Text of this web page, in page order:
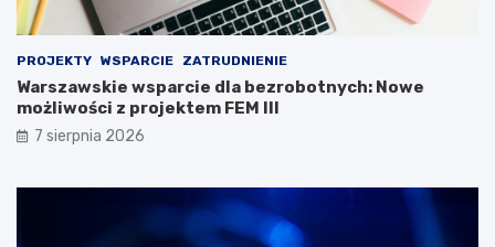
PROJEKTY WSPARCIE ZATRUDNIENIE
Warszawskie wsparcie dla bezrobotnych: Nowe
możliwości z projektem FEM III
7 sierpnia 2026